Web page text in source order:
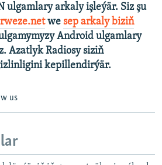
ulgamlary arkaly işleýär. Siz şu
we sep arkaly biziň
Android ulgamlary
Azatlyk Radiosy siziň
kepillendirýär.
us